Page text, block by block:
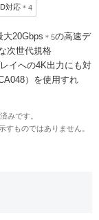
対応 ＊4
大20Gbps ＊5の高速デ
次世代規格
イへの4K出力にも対
）を使用すれ
みです。
すものではありません。